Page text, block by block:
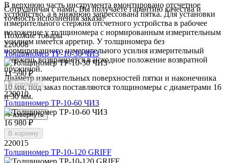
В верхнюю часть инструмента вмонтировано отсчетное
устройство, а в нижнюю запрессована пятка. Для установки
измерительного стержня отсчетного устройства в рабочее
положение у толщиномера с нормированным измерительным
усилием имеется арретир. У толщиномера без
нормированного измерительного усилия измерительный
стержень возвращается в исходное положение возвратной
пружиной.
Диаметр измерительных поверхностей пятки и наконечника
10 мм, под заказ поставляются толщиномеры с диаметрами 16
и 30 мм.
Развернуть
Сотрудничая с нами, Вы получаете гарантию качества и
точность исполнения заказа!
Похожие товары
220008
Толщиномер ТР-10-30 ЧИЗ
11 590 ₽
В корзину
220010
Толщиномер ТР-10-60 ЧИЗ
16 980 ₽
В корзину
220015
Толщиномер ТР-10-120 GRIFF